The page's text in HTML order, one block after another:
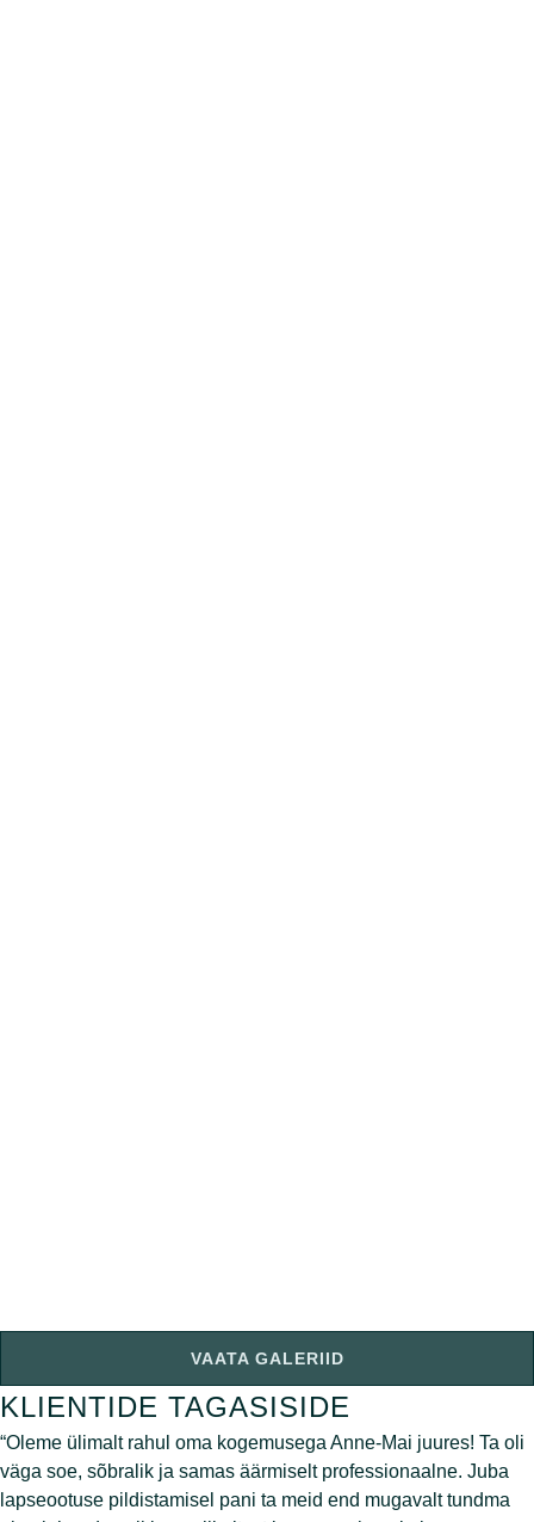
VAATA GALERIID
KLIENTIDE TAGASISIDE
“Oleme ülimalt rahul oma kogemusega Anne-Mai juures! Ta oli
väga soe, sõbralik ja samas äärmiselt professionaalne. Juba
lapseootuse pildistamisel pani ta meid end mugavalt tundma